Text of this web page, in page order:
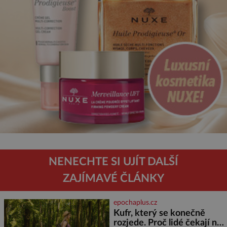
NENECHTE SI UJÍT DALŠÍ
ZAJÍMAVÉ ČLÁNKY
epochaplus.cz
Kufr, který se konečně
rozjede. Proč lidé čekají na